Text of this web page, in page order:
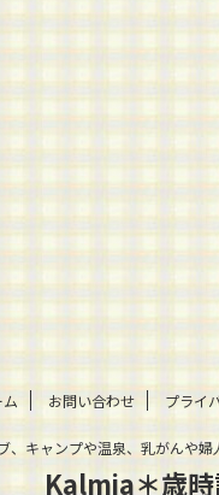
お問い合わせ プライ
、キャンプや温泉、乳がんや
Kalmia＊歳